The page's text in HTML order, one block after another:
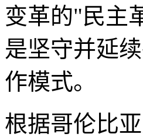
变革的"民主
是坚守并延
作模式。
根据哥伦比